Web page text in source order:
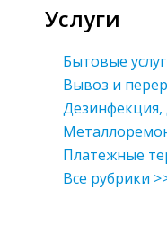
Услуги
Бытовые
Вывоз и
Дезинфекция,
Платежные
Все рубрики